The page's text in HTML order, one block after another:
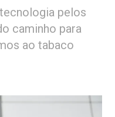
pelos
caminho para
ao tabaco